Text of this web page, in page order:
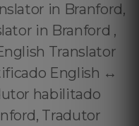
in Branford,
in Branford ,
Translator
English ↔️
habilitado
Tradutor